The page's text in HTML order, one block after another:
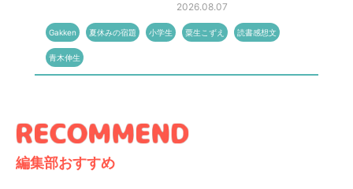
2026.08.07
Gakken 夏休みの宿題 小学生 粟生こずえ 読書感想文
青木伸生
編集部おすすめ